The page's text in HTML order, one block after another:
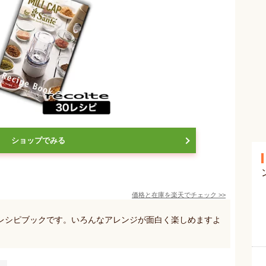
ショップでみる
価格と在庫を楽天でチェック >>
ピブックです。いろんなアレンジが面白く楽しめますよ